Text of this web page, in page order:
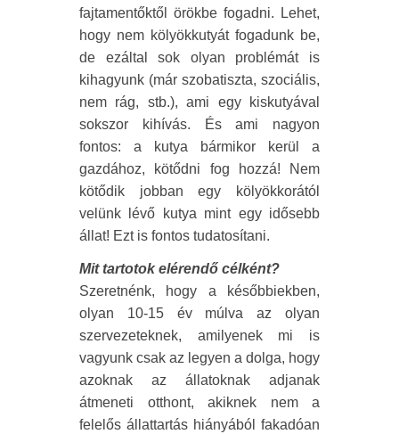
fajtamentőktől örökbe fogadni. Lehet,
hogy nem kölyökkutyát fogadunk be,
de ezáltal sok olyan problémát is
kihagyunk (már szobatiszta, szociális,
nem rág, stb.), ami egy kiskutyával
sokszor kihívás. És ami nagyon
fontos: a kutya bármikor kerül a
gazdához, kötődni fog hozzá! Nem
kötődik jobban egy kölyökkorától
velünk lévő kutya mint egy idősebb
állat! Ezt is fontos tudatosítani.
Mit tartotok elérendő célként?
Szeretnénk, hogy a későbbiekben,
olyan 10-15 év múlva az olyan
szervezeteknek, amilyenek mi is
vagyunk csak az legyen a dolga, hogy
azoknak az állatoknak adjanak
átmeneti otthont, akiknek nem a
felelős állattartás hiányából fakadóan